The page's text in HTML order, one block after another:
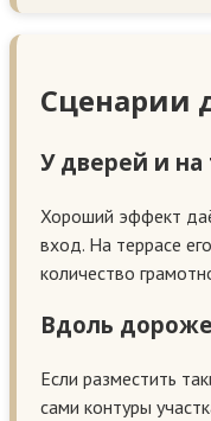
Сценарии
У дверей и на
Хороший эффект
вход. На террасе
количество
Вдоль
Если разместить
сами контуры